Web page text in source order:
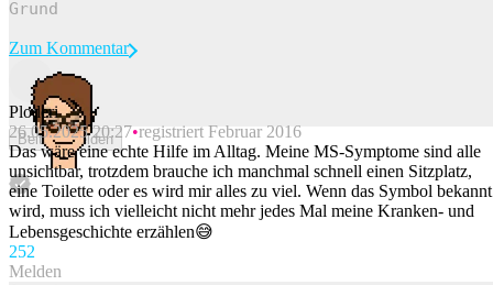
Beitrag melden
Zum Kommentar
Ploderi
26.05.2025 20:27 registriert Februar 2016
Das wäre eine echte Hilfe im Alltag. Meine MS-Symptome sind alle
unsichtbar, trotzdem brauche ich manchmal schnell einen Sitzplatz,
eine Toilette oder es wird mir alles zu viel. Wenn das Symbol bekannt
wird, muss ich vielleicht nicht mehr jedes Mal meine Kranken- und
Lebensgeschichte erzählen😅
252
Melden